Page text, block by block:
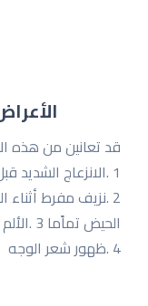
قد تعانین من هذه
1 .الانزعاج الشدید قبل أو أثناء الحیض
2 .نزیف مفرط
الحیض تماًما 3 .الألم أو عدم الراحة أو النزیف أثناء الجماع.
4 .ظهور شعر الوجه